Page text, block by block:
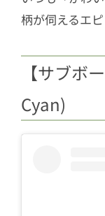
柄が伺えるエ
【サブボ
Cyan)